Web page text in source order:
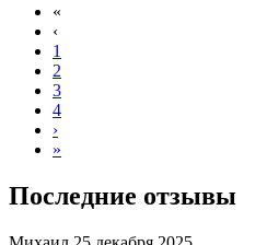
«
‹
1
2
3
4
›
»
Последние отзывы